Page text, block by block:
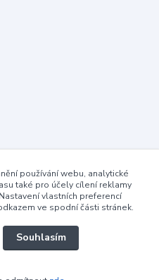
používání webu, analytické
také pro účely cílení reklamy
vlastních preferencí
ve spodní části stránek.
Souhlasím